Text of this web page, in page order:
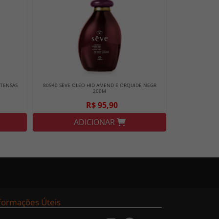
80940 SEVE OLEO HID AMEND E ORQUIDE NEGR
200M
R$ 95,90
ADICIONAR
Úteis